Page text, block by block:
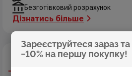
Зареєструйтеся зараз
−10% на першу покупку!
Опис Характеристики
Безготівковий розрахунок
Дізнатись більше